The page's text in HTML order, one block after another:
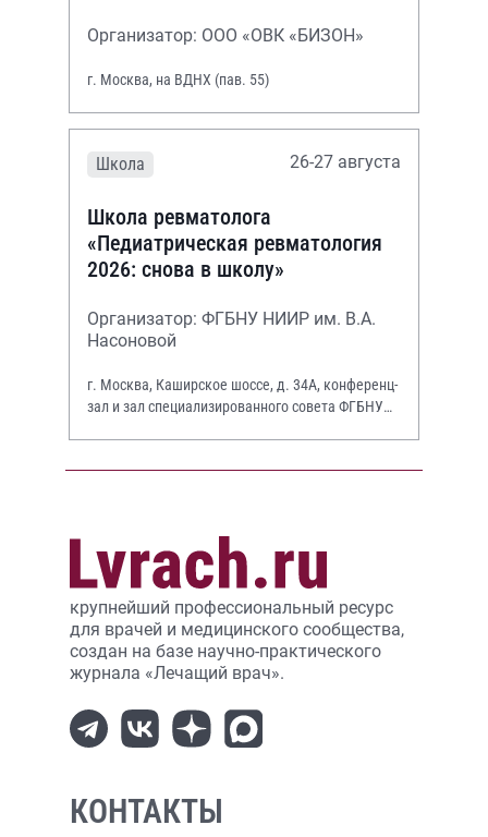
Организатор: ООО «ОВК «БИЗОН»
г. Москва, на ВДНХ (пав. 55)
Школа 26-27 августа
Школа ревматолога
«Педиатрическая ревматология
2026: снова в школу»
Организатор: ФГБНУ НИИР им. В.А.
Насоновой
г. Москва, Каширское шоссе, д. 34А, конференц-
зал и зал специализированного совета ФГБНУ
крупнейший профессиональный ресурс
для врачей и медицинского сообщества,
создан на базе научно-практического
журнала «Лечащий врач».
КОНТАКТЫ